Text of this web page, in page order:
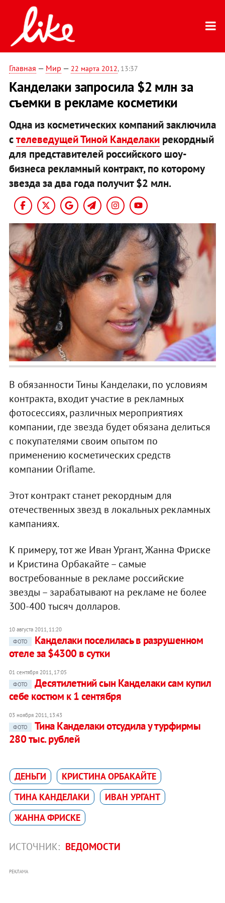
Главная — Мир — 22 марта 2012, 13:37
Канделаки запросила $2 млн за
съемки в рекламе косметики
Одна из косметических компаний заключила
стелеведущей Тиной Канделакирекордный
для представителей российского шоу-
бизнеса рекламный контракт, по которому
звезда за два года получит $2 млн.
В обязанности Тины Канделаки, по условиям
контракта, входит участие в рекламных
фотосессиях, различных мероприятиях
компании, где звезда будет обязана делиться
с покупателями своим опытом по
применению косметических средств
компании Oriflame.
Этот контракт станет рекордным для
отечественных звезд в локальных рекламных
кампаниях.
К примеру, тот же Иван Ургант, Жанна Фриске
и Кристина Орбакайте – самые
востребованные в рекламе российские
звезды – зарабатывают на рекламе не более
300-400 тысяч долларов.
10 августа 2011, 11:20
ФОТО
Канделаки поселилась в разрушенном
отеле за $4300 в сутки
01 сентября 2011, 17:05
ФОТО
Десятилетний cын Канделаки сам купил
себе костюм к 1 сентября
03 ноября 2011, 13:43
ФОТО
Тина Канделаки отсудила у турфирмы
280 тыс. рублей
ДЕНЬГИ
КРИСТИНА ОРБАКАЙТЕ
ТИНА КАНДЕЛАКИ
ИВАН УРГАНТ
ЖАННА ФРИСКЕ
ИСТОЧНИК: ВЕДОМОСТИ
РЕКЛАМА